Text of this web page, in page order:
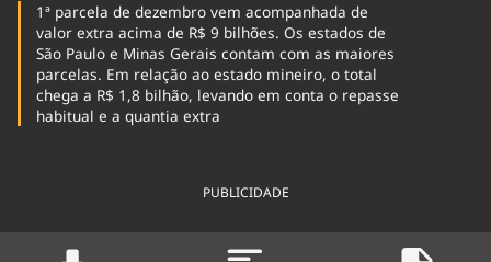
1ª parcela de dezembro vem acompanhada de
valor extra acima de R$ 9 bilhões. Os estados de
São Paulo e Minas Gerais contam com as maiores
parcelas. Em relação ao estado mineiro, o total
chega a R$ 1,8 bilhão, levando em conta o repasse
habitual e a quantia extra
PUBLICIDADE